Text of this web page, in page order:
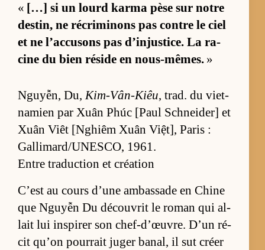
« […] si un lourd karma pèse sur notre
des­tin, ne ré­cri­mi­nons pas contre le ciel
et ne l’ac­cu­sons pas d’injus­tice. La ra­
cine du bien ré­side en nous-mêmes. »
Nguyễn, Du,Kim-Vân-Kiêu, trad. du viet­
na­mien par Xuân Phúc [Paul Schnei­der] et
Xuân Viêt [N­ghiêm Xuân Việt], Pa­ris :
Gal­li­mard/U­NES­CO, 1961.
Entre traduction et création
C’est au cours d’une am­bas­sade en Chine
que Nguyễn Du dé­cou­vrit le ro­man qui al­
lait lui ins­pi­rer son chef-d’œuvre. D’un ré­
cit qu’on pour­rait ju­ger ba­nal, il sut créer